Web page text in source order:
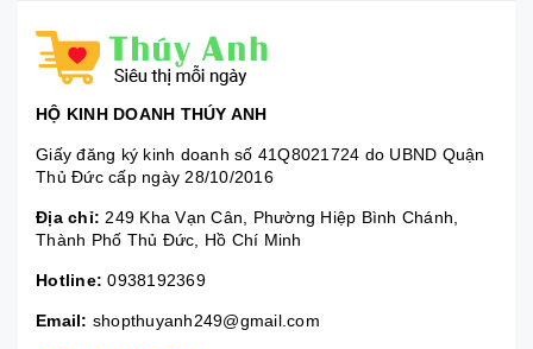
HỘ KINH DOANH THÚY ANH
Giấy đăng ký kinh doanh số 41Q8021724 do UBND Quận
Thủ Đức cấp ngày 28/10/2016
Địa chỉ: 249 Kha Vạn Cân, Phường Hiệp Bình Chánh,
Thành Phố Thủ Đức, Hồ Chí Minh
Hotline: 0938192369
Email: shopthuyanh249@gmail.com